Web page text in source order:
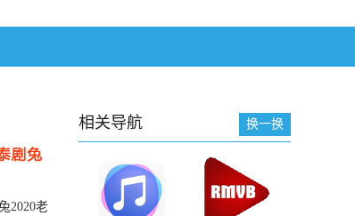
2020老
相关导航 换一换